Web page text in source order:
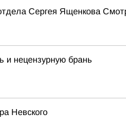
Сергея Ященкова
и нецензурную брань
Невского